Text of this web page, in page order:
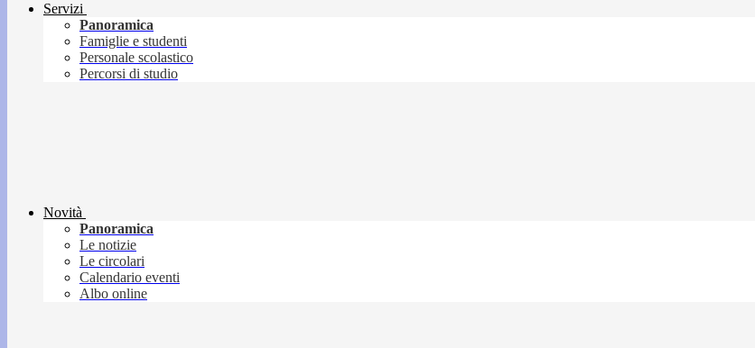
Servizi
Panoramica
Famiglie e studenti
Personale scolastico
Percorsi di studio
Novità
Panoramica
Le notizie
Le circolari
Calendario eventi
Albo online